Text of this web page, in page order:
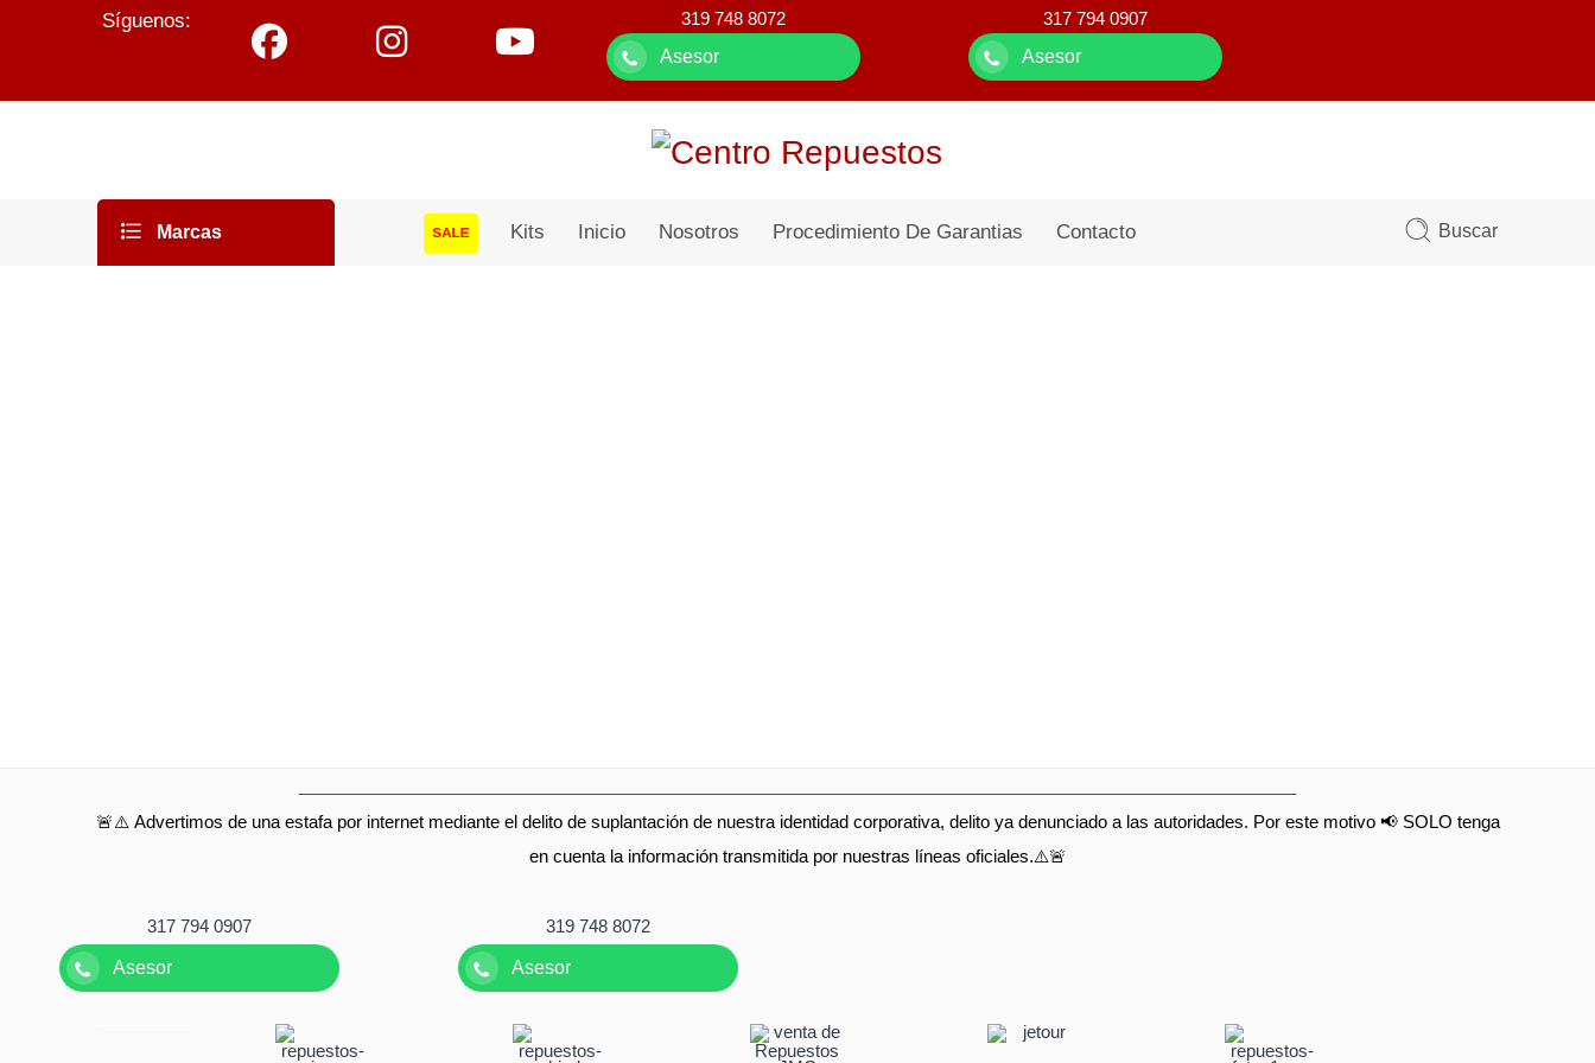
Síguenos: 319 748 8072
Asesor
317 794 0907
Asesor
Marcas SALE Kits Inicio Nosotros Procedimiento De Garantias Contacto Buscar
🚨⚠️ Advertimos de una estafa por internet mediante el delito de suplantación de nuestra identidad corporativa, delito ya denunciado a las autoridades. Por este motivo 📢 SOLO tenga
en cuenta la información transmitida por nuestras líneas oficiales.⚠️🚨
317 794 0907
Asesor
319 748 8072
Asesor